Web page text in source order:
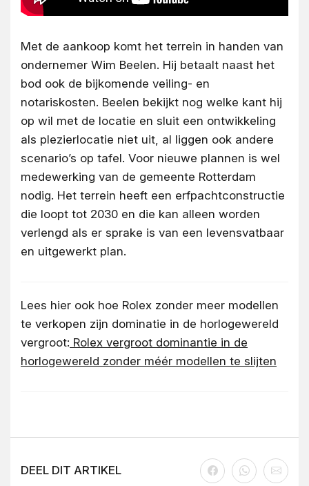
Met de aankoop komt het terrein in handen van
ondernemer Wim Beelen. Hij betaalt naast het
bod ook de bijkomende veiling- en
notariskosten. Beelen bekijkt nog welke kant hij
op wil met de locatie en sluit een ontwikkeling
als plezierlocatie niet uit, al liggen ook andere
scenario’s op tafel. Voor nieuwe plannen is wel
medewerking van de gemeente Rotterdam
nodig. Het terrein heeft een erfpachtconstructie
die loopt tot 2030 en die kan alleen worden
verlengd als er sprake is van een levensvatbaar
en uitgewerkt plan.
Lees hier ook hoe Rolex zonder meer modellen
te verkopen zijn dominatie in de horlogewereld
vergroot: Rolex vergroot dominantie in de
horlogewereld zonder méér modellen te slijten
DEEL DIT ARTIKEL